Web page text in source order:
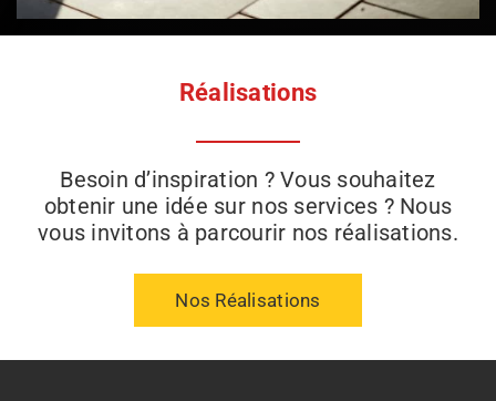
Réalisations
Besoin d’inspiration ? Vous souhaitez
obtenir une idée sur nos services ? Nous
vous invitons à parcourir nos réalisations.
Nos Réalisations